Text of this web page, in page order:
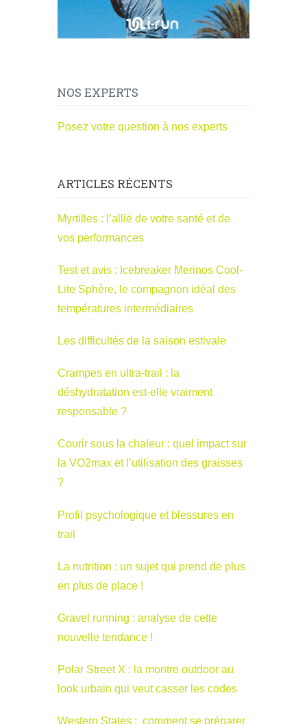
NOS EXPERTS
Posez votre question à nos experts
ARTICLES RÉCENTS
Myrtilles : l’allié de votre santé et de
vos performances
Test et avis : Icebreaker Merinos Cool-
Lite Sphère, le compagnon idéal des
températures intermédiaires
Les difficultés de la saison estivale
Crampes en ultra-trail : la
déshydratation est-elle vraiment
responsable ?
Courir sous la chaleur : quel impact sur
la VO2max et l’utilisation des graisses
?
Profil psychologique et blessures en
trail
La nutrition : un sujet qui prend de plus
en plus de place !
Gravel running : analyse de cette
nouvelle tendance !
Polar Street X : la montre outdoor au
look urbain qui veut casser les codes
Western States : comment se préparer